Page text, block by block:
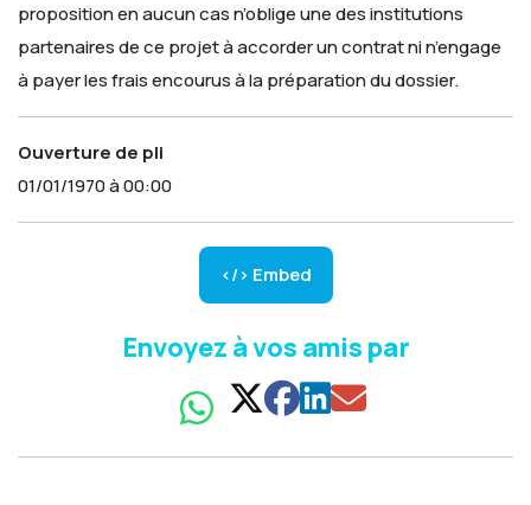
proposition en aucun cas n’oblige une des institutions
partenaires de ce projet à accorder un contrat ni n’engage
à payer les frais encourus à la préparation du dossier.
Ouverture de pli
01/01/1970 à 00:00
</> Embed
Envoyez à vos amis par